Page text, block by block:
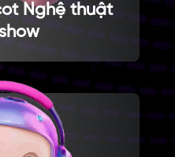
Nghệ thuật